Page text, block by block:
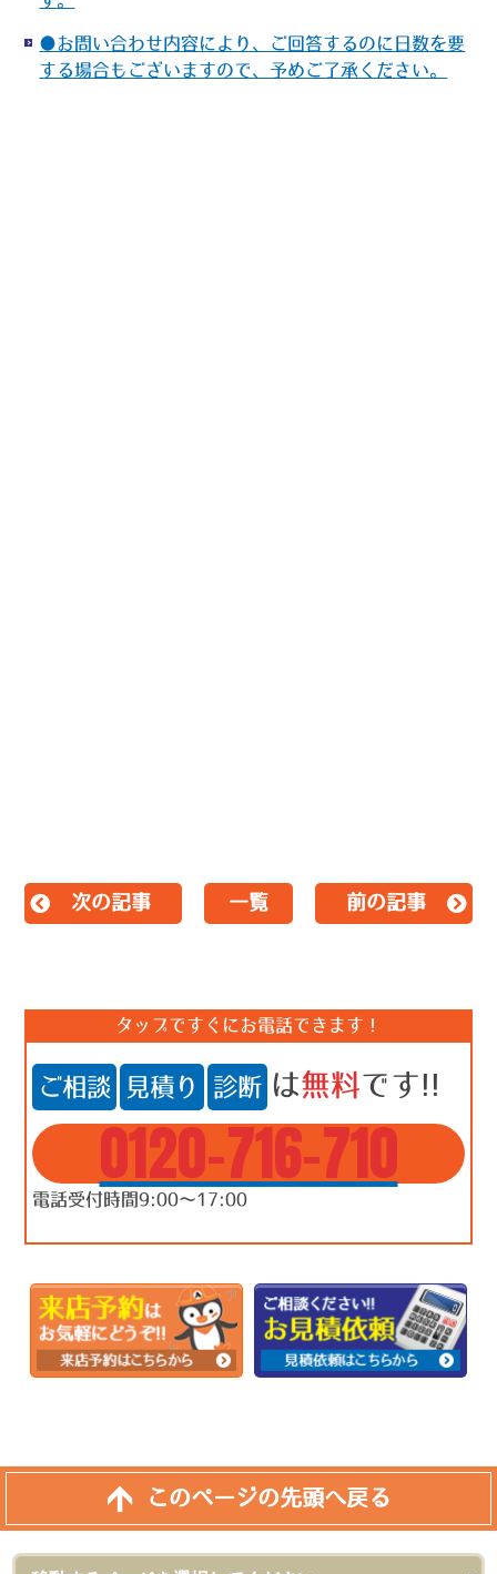
●お問い合わせ内容により、ご回答するのに日数を要
する場合もございますので、予めご了承ください。
次の記事 一覧 前の記事
タップですぐにお電話できます！
ご相談 見積り 診断 は無料です!!
0120-716-710
電話受付時間9:00～17:00
このページの先頭へ戻る